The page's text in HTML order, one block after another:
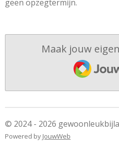
geen opzegtermijn.
Maak jouw
JouwWeb
© 2024 - 2026
Powered by JouwWeb